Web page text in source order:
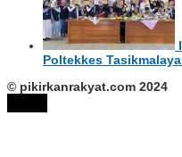
Poltekkes
© pikirkanrakyat.com 2024